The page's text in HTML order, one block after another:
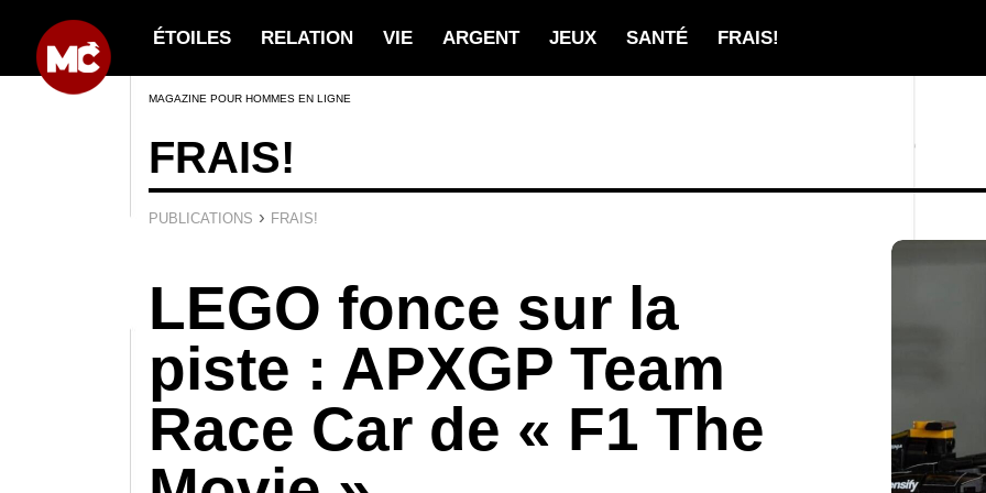
ÉTOILES RELATION VIE ARGENT JEUX SANTÉ FRAIS!
MAGAZINE POUR HOMMES EN LIGNE
FRAIS!
PUBLICATIONS › FRAIS!
LEGO fonce sur la
piste : APXGP Team
Race Car de « F1 The